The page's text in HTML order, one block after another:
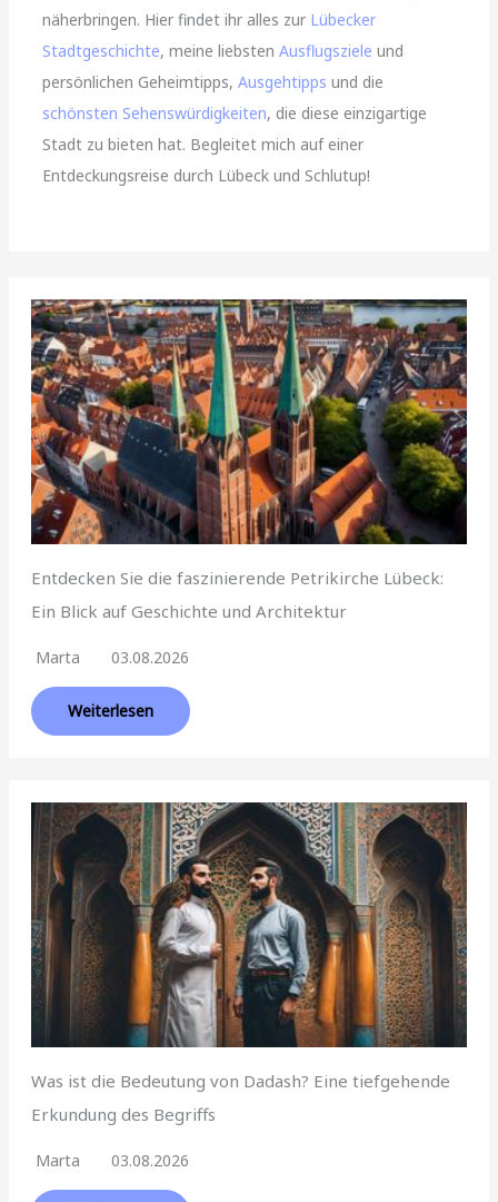
näherbringen. Hier findet ihr alles zur Lübecker
Stadtgeschichte, meine liebstenAusflugsziele und
persönlichen Geheimtipps,Ausgehtipps und die
schönsten Sehenswürdigkeiten, die diese einzigartige
Stadt zu bieten hat. Begleitet mich auf einer
Entdeckungsreise durch Lübeck und Schlutup!
Entdecken Sie die faszinierende Petrikirche Lübeck:
Ein Blick auf Geschichte und Architektur
Marta 03.08.2026
Weiterlesen
Was ist die Bedeutung von Dadash? Eine tiefgehende
Erkundung des Begriffs
Marta 03.08.2026